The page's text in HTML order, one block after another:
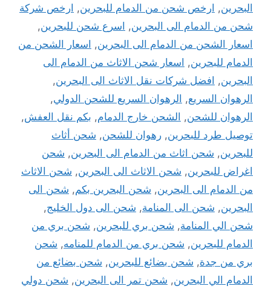
البحرين, ارخص شحن من الدمام للبحرين, ارخص شركة
شحن من الدمام الى البحرين, اسرع شحن للبحرين,
اسعار الشحن من الدمام الى البحرين, اسعار الشحن من
الدمام للبحرين, اسعار شحن الاثاث من الدمام الى
البحرين, افضل شركات نقل الاثاث الى البحرين,
الرهوان السريع, الرهوان السريع للشحن الدولي,
الرهوان للشحن, الشحن خارج الدمام, بكم نقل العفش,
توصيل طرد للبحرين, رهوان للشحن, شحن أثاث
للبحرين, شحن اثاث من الدمام الى البحرين, شحن
اغراض للبحرين, شحن الاثاث الى البحرين, شحن الاثاث
من الدمام الى البحرين, شحن البحرين بكم, شحن الى
البحرين, شحن الى المنامة, شحن الى دول الخليج,
شحن الي المنامة, شحن بري للبحرين, شحن بري من
الدمام للبحرين, شحن بري من الدمام للمنامه, شحن
بري من جدة, شحن بضائع للبحرين, شحن بضائع من
الدمام الي البحرين, شحن تمر الى البحرين, شحن دولي